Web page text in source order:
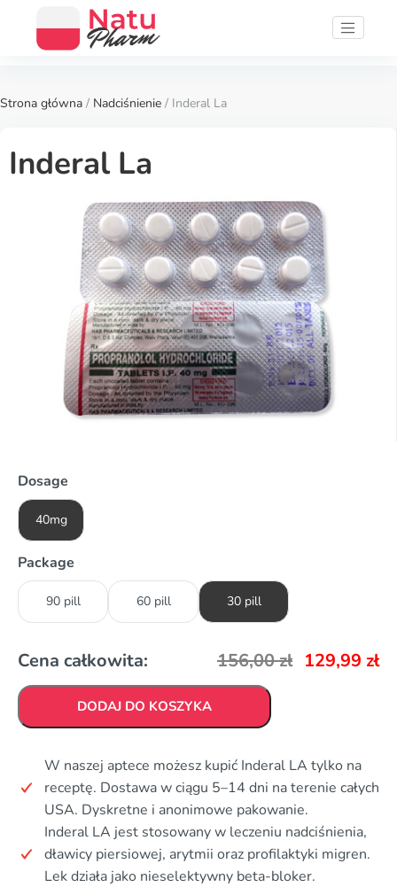
Strona główna / Nadciśnienie / Inderal La
Inderal La
Dosage
40mg
Package
90 pill 60 pill 30 pill
Cena całkowita: 156,00zł 129,99 zł
DODAJ DO KOSZYKA
W naszej aptece możesz kupić Inderal LA tylko na
receptę. Dostawa w ciągu 5–14 dni na terenie całych
USA. Dyskretne i anonimowe pakowanie.
Inderal LA jest stosowany w leczeniu nadciśnienia,
dławicy piersiowej, arytmii oraz profilaktyki migren.
Lek działa jako nieselektywny beta-bloker.